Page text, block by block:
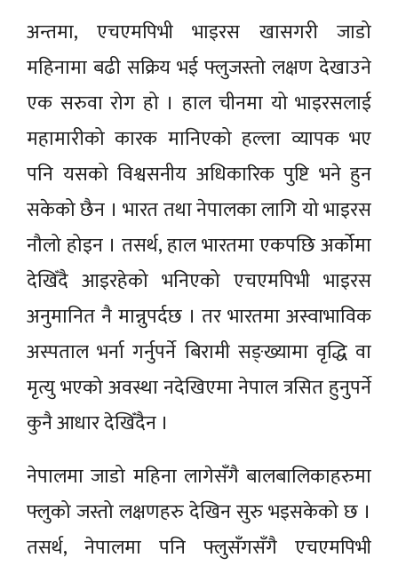
अन्तमा, एचएमपिभी भाइरस खासगरी जाडो
महिनामा बढी सक्रिय भई फ्लुजस्तो लक्षण देखाउने
एक सरुवा रोग हो । हाल चीनमा यो भाइरसलाई
महामारीको कारक मानिएको हल्ला व्यापक भए
पनि यसको विश्वसनीय अधिकारिक पुष्टि भने हुन
सकेको छैन । भारत तथा नेपालका लागि यो भाइरस
नौलो होइन । तसर्थ, हाल भारतमा एकपछि अर्कोमा
देखिँदै आइरहेको भनिएको एचएमपिभी भाइरस
अनुमानित नै मान्नुपर्दछ । तर भारतमा अस्वाभाविक
अस्पताल भर्ना गर्नुपर्ने बिरामी सङ्ख्यामा वृद्धि वा
मृत्यु भएको अवस्था नदेखिएमा नेपाल त्रसित हुनुपर्ने
कुनै आधार देखिँदैन ।
नेपालमा जाडो महिना लागेसँगै बालबालिकाहरुमा
फ्लुको जस्तो लक्षणहरु देखिन सुरु भइसकेको छ ।
तसर्थ, नेपालमा पनि फ्लुसँगसँगै एचएमपिभी